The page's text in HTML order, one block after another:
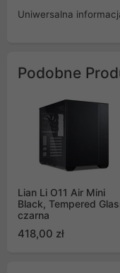
Uniwersalna
Podobne
Lian Li O11 Air Mini
Black, Tempered
czarna
418,00 zł